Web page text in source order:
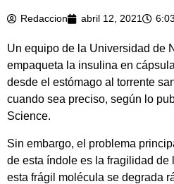
Redaccion abril 12, 2021
Un equipo de la Universidad de
empaqueta la insulina en
desde el estómago al torrente
cuando sea preciso, según lo
Science.
Sin embargo, el problema
de esta índole es la fragilidad
esta frágil molécula se degrada